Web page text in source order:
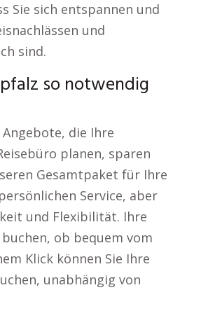
Sie sich entspannen und
und
sind.
so notwendig
die Ihre
planen, sparen
Gesamtpaket für Ihre
Service, aber
und Flexibilität. Ihre
ob bequem vom
Klick können Sie Ihre
unabhängig von